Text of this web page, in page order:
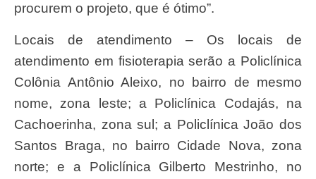
procurem o projeto, que é ótimo”.
Locais de atendimento – Os locais de
atendimento em fisioterapia serão a Policlínica
Colônia Antônio Aleixo, no bairro de mesmo
nome, zona leste; a Policlínica Codajás, na
Cachoerinha, zona sul; a Policlínica João dos
Santos Braga, no bairro Cidade Nova, zona
norte; e a Policlínica Gilberto Mestrinho, no